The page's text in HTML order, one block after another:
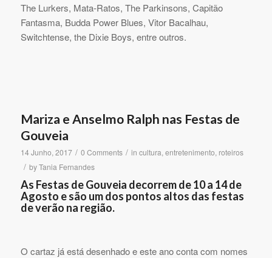
The Lurkers, Mata-Ratos, The Parkinsons, Capitão
Fantasma, Budda Power Blues, Vitor Bacalhau,
Switchtense, the Dixie Boys, entre outros.
Mariza e Anselmo Ralph nas Festas de
Gouveia
14 Junho, 2017 / 0 Comments / in cultura,entretenimento, roteiros
/ byTania Fernandes
As Festas de Gouveia decorrem de 10 a 14 de
Agosto e são um dos pontos altos das festas
de verão na região.
O cartaz já está desenhado e este ano conta com nomes